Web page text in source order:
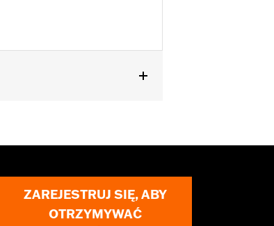
ZAREJESTRUJ SIĘ, ABY
OTRZYMYWAĆ